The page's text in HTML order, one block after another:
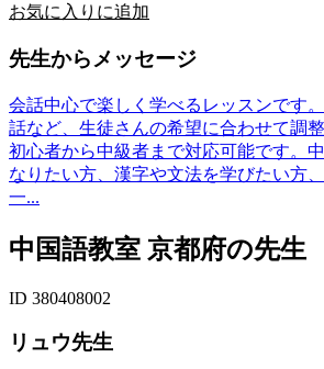
お気に入りに追加
先生からメッセージ
会話中心で楽しく学べるレッスンです
話など、生徒さんの希望に合わせて調整
初心者から中級者まで対応可能です。
なりたい方、漢字や文法を学びたい方
一...
中国語教室 京都府の先生
ID 380408002
リュウ先生